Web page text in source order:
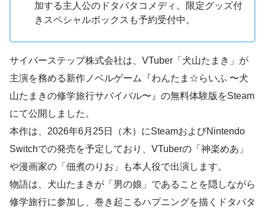
加する主人公のドタバタコメディ。限定グッズ付
きスペシャルボックスも予約受付中。
サイバーステップ株式会社は、VTuber「犬山たまき」が
主演を務める新作ノベルゲーム『わんたま☆らいふ 〜犬
山たまきの修学旅行サバイバル〜』の無料体験版をSteam
にて公開しました。
本作は、2026年6月25日（木）にSteamおよびNintendo
Switchでの発売を予定しており、VTuberの「神楽めあ」
や漫画家の「佃煮のりお」も本人役で出演します。
物語は、犬山たまきが「男の娘」であることを隠しながら
修学旅行に参加し、巻き起こるハプニングを描くドタバタ